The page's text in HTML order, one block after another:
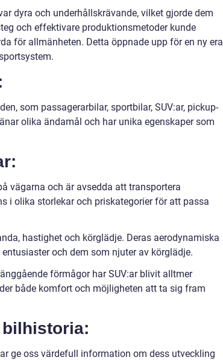
dyra och underhållskrävande, vilket gjorde dem
och effektivare produktionsmetoder kunde
för allmänheten. Detta öppnade upp för en ny era
som passagerarbilar, sportbilar, SUV:ar, pickup-
olika ändamål och har unika egenskaper som
vägarna och är avsedda att transportera
i olika storlekar och priskategorier för att passa
hastighet och körglädje. Deras aerodynamiska
och dem som njuter av körglädje.
förmågor har SUV:ar blivit alltmer
både komfort och möjligheten att ta sig fram
ge oss värdefull information om dess utveckling